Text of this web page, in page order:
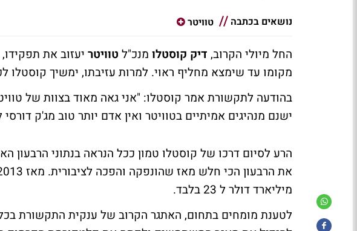
נושאים בכתבה טוויטר
החל מיולי הקרוב, דיק קוסטלו מנכ"ל טוויטר יעזוב את
מקומו עד שימצא מחליף ראוי. למרות עזיבתו, ימשיך קוסטלו
ישנם מנהיגים אמיתיים בטוויטר ואין אדם יותר טוב מג'ק
הרע לסיום דרכו של קוסטלו טמון ככל הנראה בנתוני הרבעון
מיליארד דולר ל 23 בלבד.
לטענת מומחים בתחום, האתגר הקרוב של ענקית התקשורת